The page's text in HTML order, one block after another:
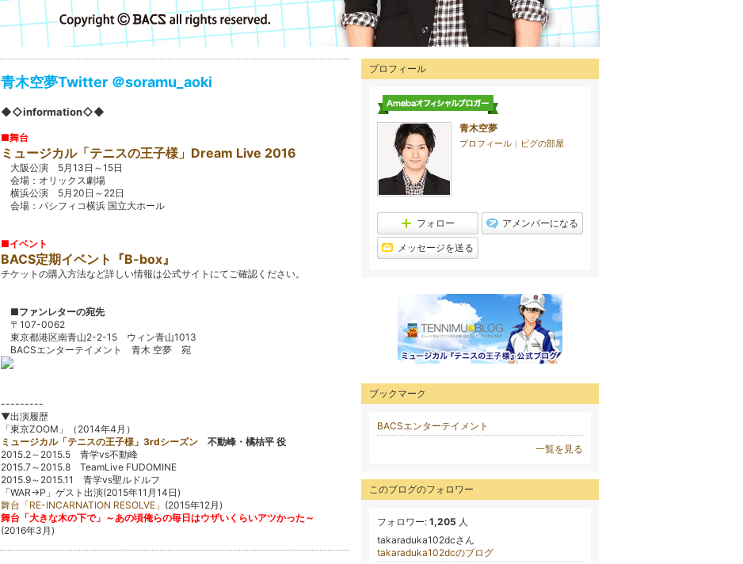
青木空夢Twitter ＠soramu_aoki
◆◇information◇◆
■舞台
ミュージカル「テニスの王子様」Dream Live 2016
大阪公演 5月13日～15日
会場：オリックス劇場
横浜公演 5月20日～22日
会場：パシフィコ横浜 国立大ホール
■イベント
BACS定期イベント『B-box』
チケットの購入方法など詳しい情報は公式サイトにてご確認ください。
■ファンレターの宛先
〒107-0062
東京都港区南青山2-2-15 ウィン青山1013
BACSエンターテイメント 青木 空夢 宛
---------
▼出演履歴
「東京ZOOM」（2014年4月）
ミュージカル「テニスの王子様」3rdシーズン 不動峰・橘桔平 役
2015.2～2015.5 青学vs不動峰
2015.7～2015.8 TeamLive FUDOMINE
2015.9～2015.11 青学vs聖ルドルフ
「WAR→P」ゲスト出演(2015年11月14日)
舞台「RE-INCARNATION RESOLVE」 (2015年12月)
舞台「大きな木の下で」～あの頃俺らの毎日はウザいくらいアツかった～
(2016年3月)
プロフィール
青木空夢
プロフィール ｜ ピグの部屋
フォロー アメンバーになる
メッセージを送る
ブックマーク
BACSエンターテイメント
一覧を見る
このブログのフォロワー
フォロワー: 1,205 人
takaraduka102dcさん
takaraduka102dcのブログ